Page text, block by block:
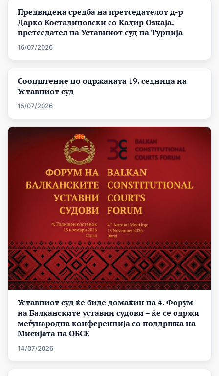
Предвидена средба на претседателот д-р
Дарко Костадиновски со Кадир Озкаја,
претседател на Уставниот суд на Турција
16/07/2026
Соопштение по одржаната 19. седница на
Уставниот суд
15/07/2026
Уставниот суд ќе биде домаќин на 4. Форум
на Балканските уставни судови – ќе се одржи
меѓународна конференција со поддршка на
Мисијата на ОБСЕ
14/07/2026